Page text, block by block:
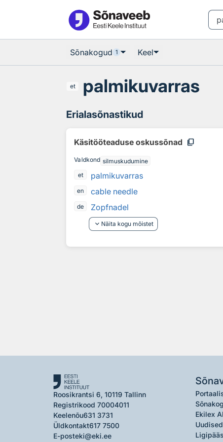
Sõnakogud 1 Keel
et palmikuvarras
Erialasõnastikud
Käsitööteaduse oskussõnad content_copy
Valdkond silmuskudumine
et
palmikuvarras
en cable needle
de
Zopfnadel
keyboard_arrow_down Näita kogu mõistet
Roosikrantsi 6, 10119 Tallinn
Registrikood 70004011
Keelenõu631 3731
Üldkontakt617 7500
E-posteki@eki.ee
Ekilex